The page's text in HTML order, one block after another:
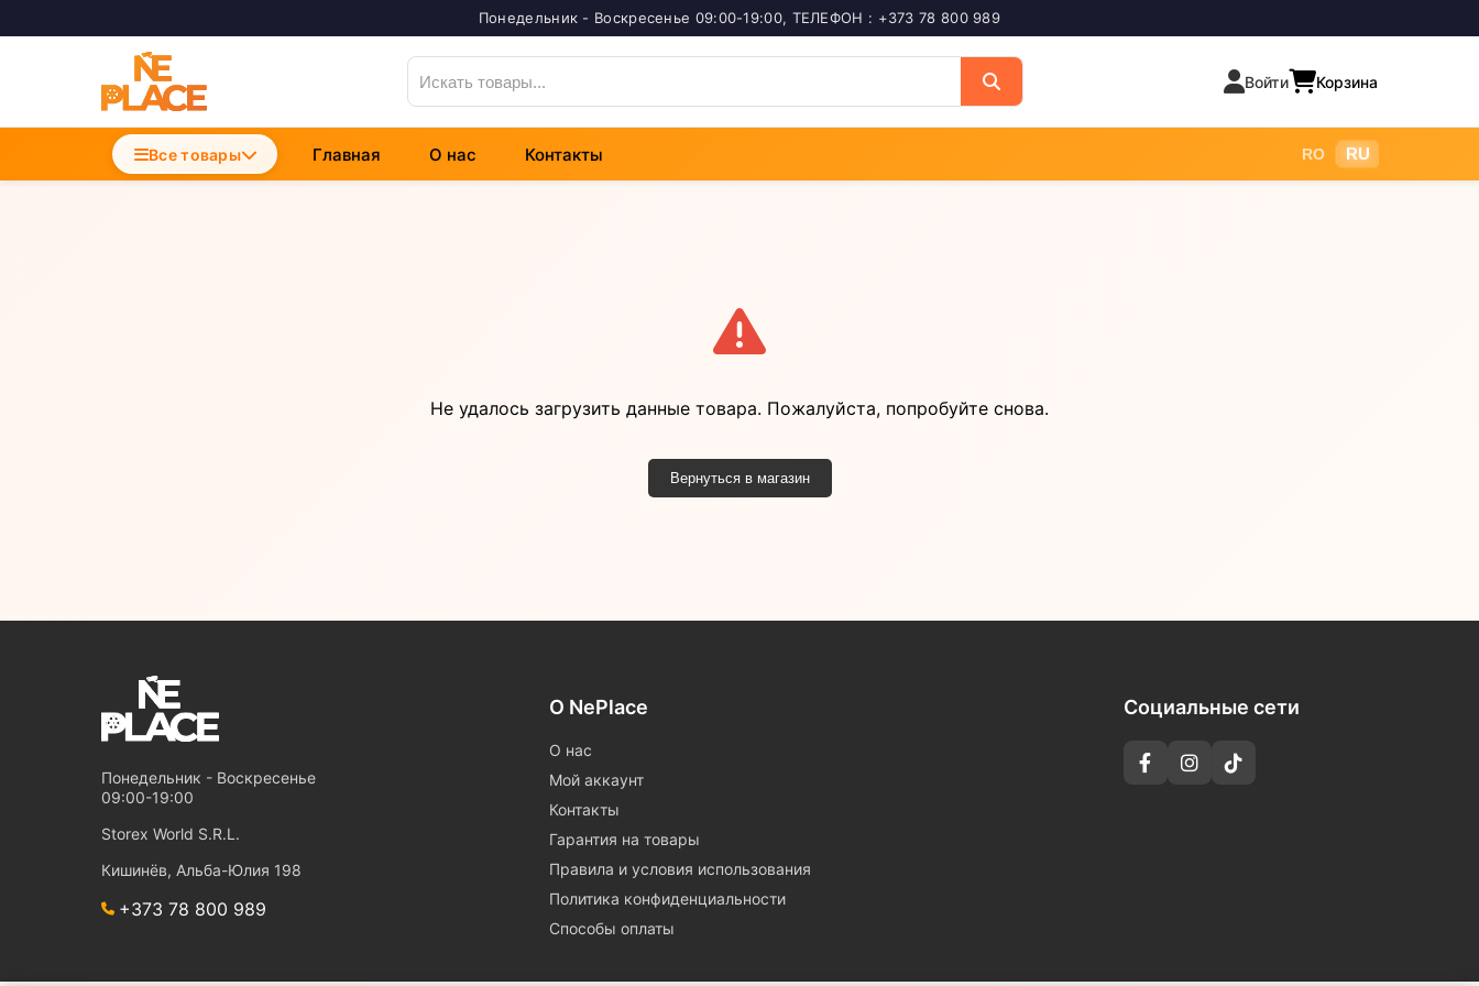
Понедельник - Воскресенье 09:00-19:00, ТЕЛЕФОН : +373 78 800 989
Войти Корзина
Accesorii Telefoane
Incarcatoare Telefon
Все товары Главная О нас Контакты RO RU
Не удалось загрузить данные товара. Пожалуйста, попробуйте снова.
Вернуться в магазин
Понедельник - Воскресенье
09:00-19:00
Storex World S.R.L.
Кишинёв, Альба-Юлия 198
+373 78 800 989
О NePlace
О нас
Мой аккаунт
Контакты
Гарантия на товары
Правила и условия использования
Политика конфиденциальности
Способы оплаты
Социальные сети